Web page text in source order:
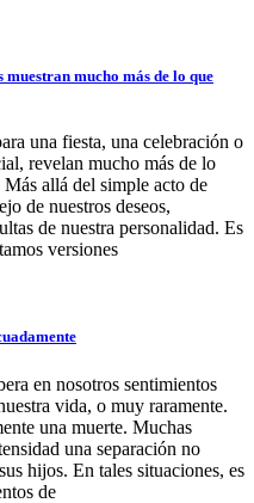
mucho más de lo que
una fiesta, una celebración o
revelan mucho más de lo
allá del simple acto de
de nuestros deseos,
de nuestra personalidad. Es
versiones
en nosotros sentimientos
vida, o muy raramente.
una muerte. Muchas
una separación no
hijos. En tales situaciones, es
de